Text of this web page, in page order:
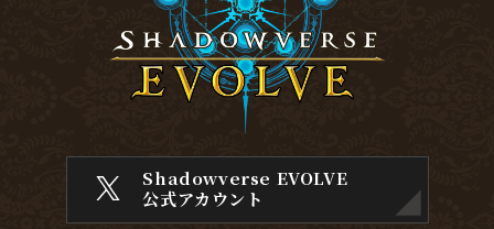
Shadowverse EVOLVE
公式アカウント